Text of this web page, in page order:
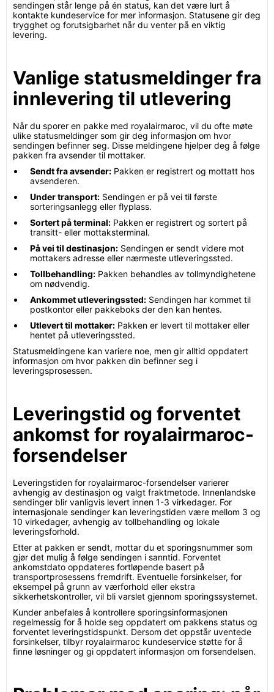
sendingen står lenge på én status, kan det være lurt å
kontakte kundeservice for mer informasjon. Statusene gir deg
trygghet og forutsigbarhet når du venter på en viktig
levering.
Vanlige statusmeldinger fra
innlevering til utlevering
Når du sporer en pakke med royalairmaroc, vil du ofte møte
ulike statusmeldinger som gir deg informasjon om hvor
sendingen befinner seg. Disse meldingene hjelper deg å følge
pakken fra avsender til mottaker.
Sendt fra avsender: Pakken er registrert og mottatt hos
avsenderen.
Under transport: Sendingen er på vei til første
sorteringsanlegg eller flyplass.
Sortert på terminal: Pakken er registrert og sortert på
transitt- eller mottaksterminal.
På vei til destinasjon: Sendingen er sendt videre mot
mottakers adresse eller nærmeste utleveringssted.
Tollbehandling: Pakken behandles av tollmyndighetene
om nødvendig.
Ankommet utleveringssted: Sendingen har kommet til
postkontor eller pakkeboks der den kan hentes.
Utlevert til mottaker: Pakken er levert til mottaker eller
hentet på utleveringssted.
Statusmeldingene kan variere noe, men gir alltid oppdatert
informasjon om hvor pakken din befinner seg i
leveringsprosessen.
Leveringstid og forventet
ankomst for royalairmaroc-
forsendelser
Leveringstiden for royalairmaroc-forsendelser varierer
avhengig av destinasjon og valgt fraktmetode. Innenlandske
sendinger blir vanligvis levert innen 1-3 virkedager. For
internasjonale sendinger kan leveringstiden være mellom 3 og
10 virkedager, avhengig av tollbehandling og lokale
leveringsforhold.
Etter at pakken er sendt, mottar du et sporingsnummer som
gjør det mulig å følge sendingen i sanntid. Forventet
ankomstdato oppdateres fortløpende basert på
transportprosessens fremdrift. Eventuelle forsinkelser, for
eksempel på grunn av værforhold eller ekstra
sikkerhetskontroller, vil bli varslet gjennom sporingssystemet.
Kunder anbefales å kontrollere sporingsinformasjonen
regelmessig for å holde seg oppdatert om pakkens status og
forventet leveringstidspunkt. Dersom det oppstår uventede
forsinkelser, tilbyr royalairmaroc kundeservice støtte for å
finne løsninger og gi oppdatert informasjon om forsendelsen.